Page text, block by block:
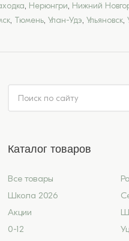
, Нерюнгри, Нижний
, Тюмень, Улан-Удэ, Ульяновск,
Каталог товаров
Все товары
Школа 2026
Акции
0-12